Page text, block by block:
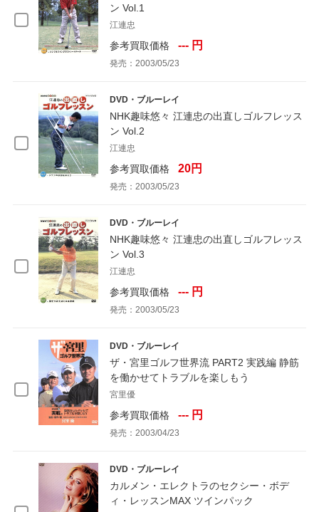
ン Vol.1
江連忠
参考買取価格 --- 円
発売：2003/05/23
DVD・ブルーレイ
NHK趣味悠々 江連忠の出直しゴルフレッス
ン Vol.2
江連忠
参考買取価格 20円
発売：2003/05/23
DVD・ブルーレイ
NHK趣味悠々 江連忠の出直しゴルフレッス
ン Vol.3
江連忠
参考買取価格 --- 円
発売：2003/05/23
DVD・ブルーレイ
ザ・宮里ゴルフ世界流 PART2 実践編 静筋
を働かせてトラブルを楽しもう
宮里優
参考買取価格 --- 円
発売：2003/04/23
DVD・ブルーレイ
カルメン・エレクトラのセクシー・ボデ
ィ・レッスンMAX ツインパック